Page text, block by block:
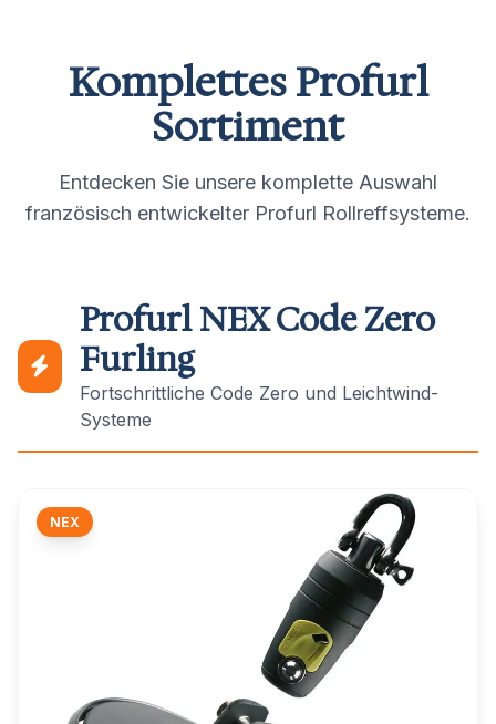
Komplettes Profurl
Sortiment
Entdecken Sie unsere komplette Auswahl
französisch entwickelter Profurl Rollreffsysteme.
Profurl NEX Code Zero
Furling
Fortschrittliche Code Zero und Leichtwind-
Systeme
NEX